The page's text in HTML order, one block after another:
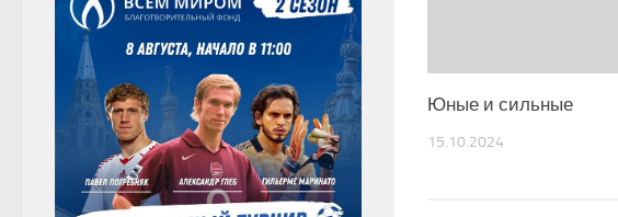
Юные и сильные
15.10.2024